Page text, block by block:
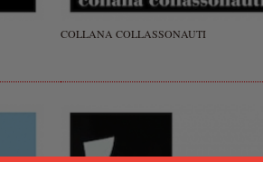
COLLANA COLLASSONAUTI